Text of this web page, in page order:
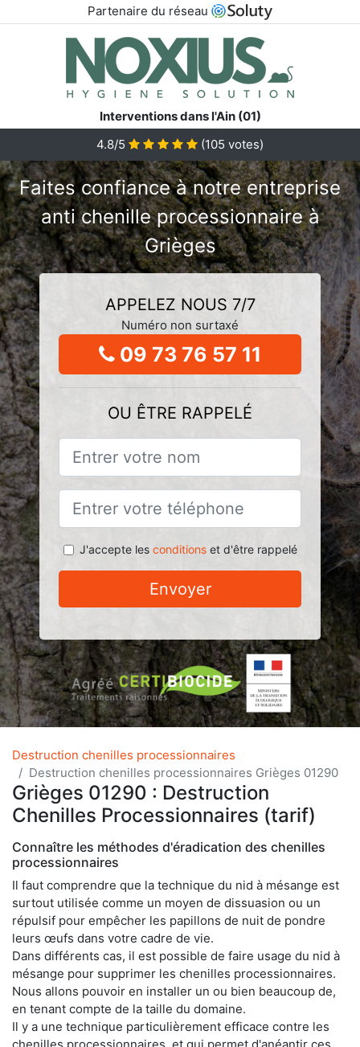
Partenaire du réseau
Interventions dans l'Ain (01)
4.8/5
(105 votes)
Faites confiance à notre entreprise
anti chenille processionnaire à
Grièges
APPELEZ NOUS 7/7
Numéro non surtaxé
09 73 76 57 11
OU ÊTRE RAPPELÉ
J'accepte les conditionset d'être rappelé
Envoyer
Destruction chenilles processionnaires
Destruction chenilles processionnaires Grièges 01290
Grièges 01290 : Destruction
Chenilles Processionnaires (tarif)
Connaître les méthodes d'éradication des chenilles
processionnaires
Il faut comprendre que la technique du nid à mésange est
surtout utilisée comme un moyen de dissuasion ou un
répulsif pour empêcher les papillons de nuit de pondre
leurs œufs dans votre cadre de vie.
Dans différents cas, il est possible de faire usage du nid à
mésange pour supprimer les chenilles processionnaires.
Nous allons pouvoir en installer un ou bien beaucoup de,
en tenant compte de la taille du domaine.
Il y a une technique particulièrement efficace contre les